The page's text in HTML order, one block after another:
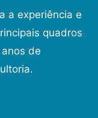
a experiência e
quadros
de